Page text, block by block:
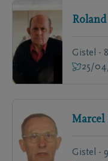
Roland
Gistel -
25/
Marcel
Gistel -